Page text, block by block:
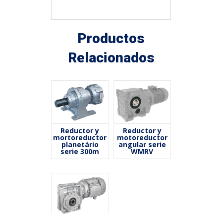
Productos
Relacionados
Reductor y
mortoreductor
planetário
serie 300m
Reductor y
motoreductor
angular serie
WMRV